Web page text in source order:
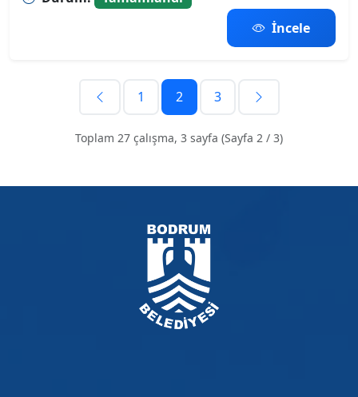
İncele
1 2 3
Toplam 27 çalışma, 3 sayfa (Sayfa 2 / 3)